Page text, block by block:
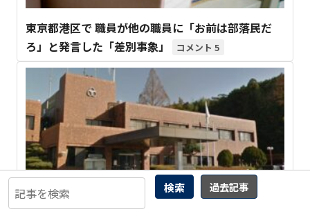
検索 過去記事
東京都港区で 職員が他の職員に「お前は部落民だ
ろ」と発言した「差別事象」
5
【産廃の闇】背後には 政治案件も 高取町土地開発